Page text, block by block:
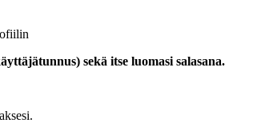
sekä itse luomasi salasana.